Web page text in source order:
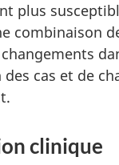
plus
combinaison
cas et de
clinique